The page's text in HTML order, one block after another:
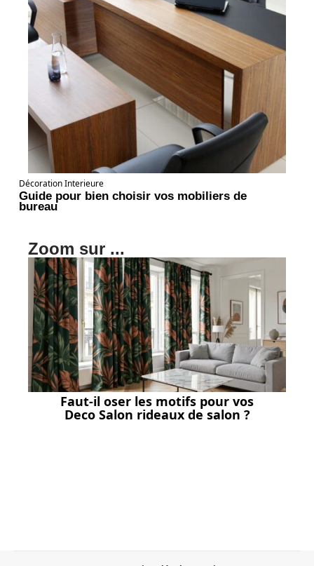
Décoration Interieure
Guide pour bien choisir vos mobiliers de
bureau
Zoom sur ...
Faut-il oser les motifs pour vos
Deco Salon rideaux de salon ?